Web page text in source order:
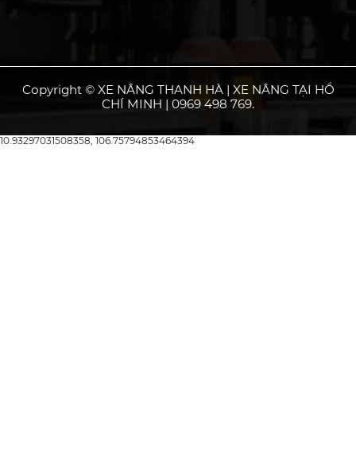
Copyright © XE NÂNG THANH HÀ | XE NÂNG TẠI HỒ
CHÍ MINH | 0969 498 769.
10.93297031508358, 106.75794853464394